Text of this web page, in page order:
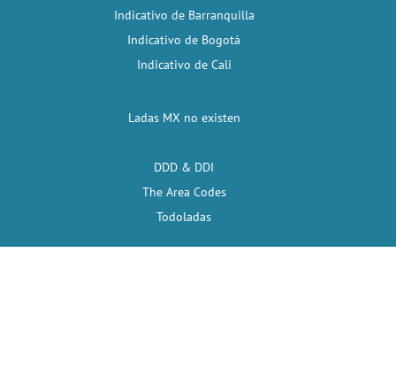
Indicativo de Barranquilla
Indicativo de Bogotá
Indicativo de Cali
Ladas MX no existen
DDD & DDI
The Area Codes
Todoladas